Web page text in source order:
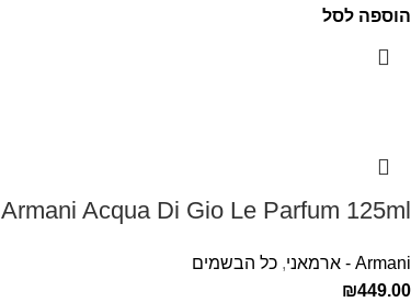
הוספה לסל
Armani Acqua Di Gio Le Parfum 125ml בושם ארמני לגבר אקווה דה ג'יו
Armani - ארמאני , כל הבשמים
₪449.00